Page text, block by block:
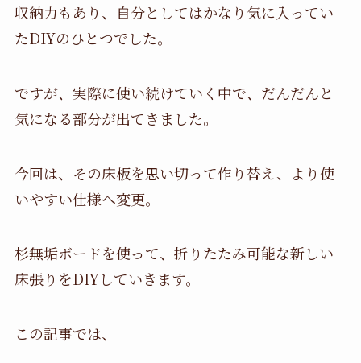
収納力もあり、自分としてはかなり気に入ってい
たDIYのひとつでした。
ですが、実際に使い続けていく中で、だんだんと
気になる部分が出てきました。
今回は、その床板を思い切って作り替え、より使
いやすい仕様へ変更。
杉無垢ボードを使って、折りたたみ可能な新しい
床張りをDIYしていきます。
この記事では、